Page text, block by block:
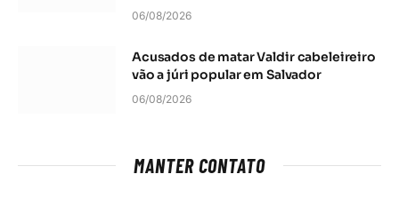
06/08/2026
Acusados de matar Valdir cabeleireiro
vão a júri popular em Salvador
06/08/2026
MANTER CONTATO